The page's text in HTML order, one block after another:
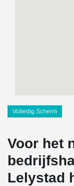
Volledig Scherm
Voor het
Lelystad